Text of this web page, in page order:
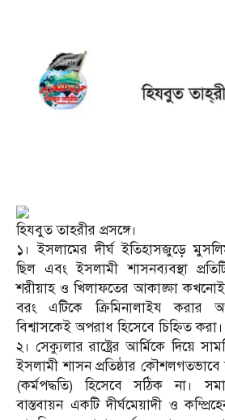
হিযবুত তাহরীর প্রসঙ্গে।
১। ইসলামের দীর্ঘ ইতিহাসজুড়ে
ছিল এবং ইসলামী শাসনব্যবস্থা
শরীয়াহ ও খিলাফতের আকাঙ্ক্ষা
বরং এটিকে ক্রিমিনালাইয করার
বিশ্বাসকেই অপরাধ হিসেবে চিহ্নিত করা।
২। সেক্যুলার রাষ্ট্রের আর্মিকে দিয়ে
ইসলামী শাসন প্রতিষ্ঠার কৌশলগতভাবে
(কর্মপদ্ধতি) হিসেবে সঠিক না।
বাস্তবায়ন একটি দীর্ঘমেয়াদী ও